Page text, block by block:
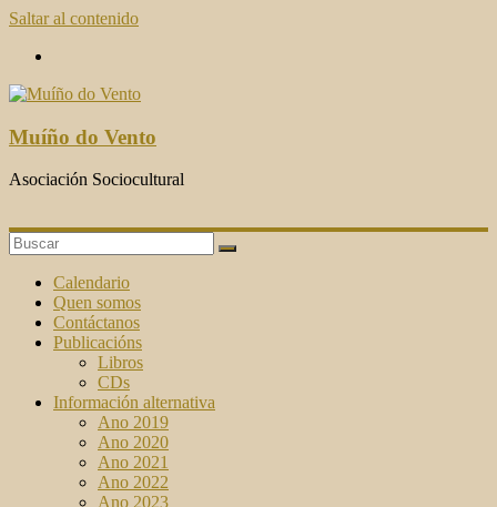
Saltar al contenido
Muíño do Vento
Asociación Sociocultural
Calendario
Quen somos
Contáctanos
Publicacións
Libros
CDs
Información alternativa
Ano 2019
Ano 2020
Ano 2021
Ano 2022
Ano 2023